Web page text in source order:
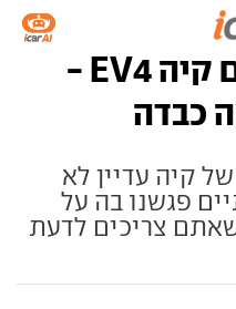
פגישה ראשונה עם קיה EV4 -
כבדה
קיה עדיין לא
פגשנו בה על
צריכים לדעת